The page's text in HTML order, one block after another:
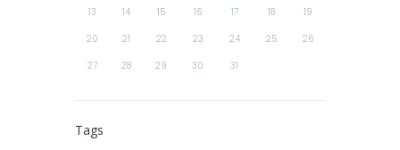
13 14 15 16 17 18 19
20 21 22 23 24 25 26
27 28 29 30 31
Tags